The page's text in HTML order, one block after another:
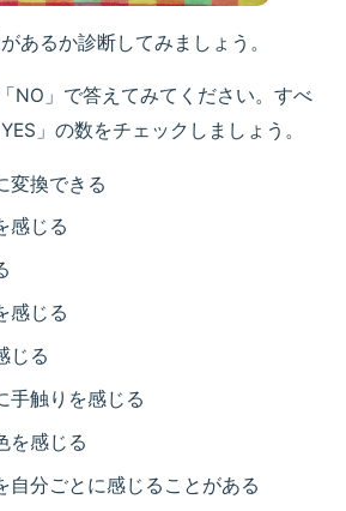
あるか診断してみましょう。
NO」で答えてみてください。すべ
」の数をチェックしましょう。
変換できる
感じる
感じる
じる
手触りを感じる
を感じる
自分ごとに感じることがある